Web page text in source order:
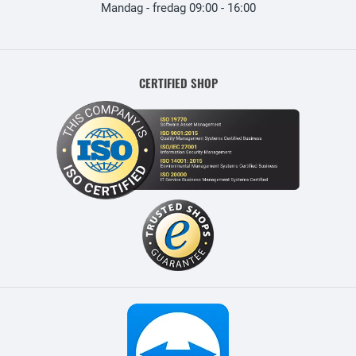
Mandag - fredag 09:00 - 16:00
CERTIFIED SHOP